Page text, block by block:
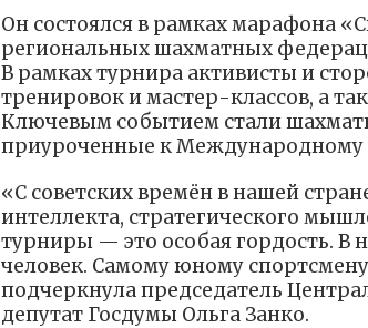
Он состоялся в рамках марафона
региональных шахматных
В рамках турнира активисты и
тренировок и мастер-классов, а
Ключевым событием стали
приуроченные к
«С советских времён в нашей
интеллекта, стратегического
турниры — это особая гордость. В
человек. Самому юному
подчеркнула председатель
депутат Госдумы Ольга Занко.